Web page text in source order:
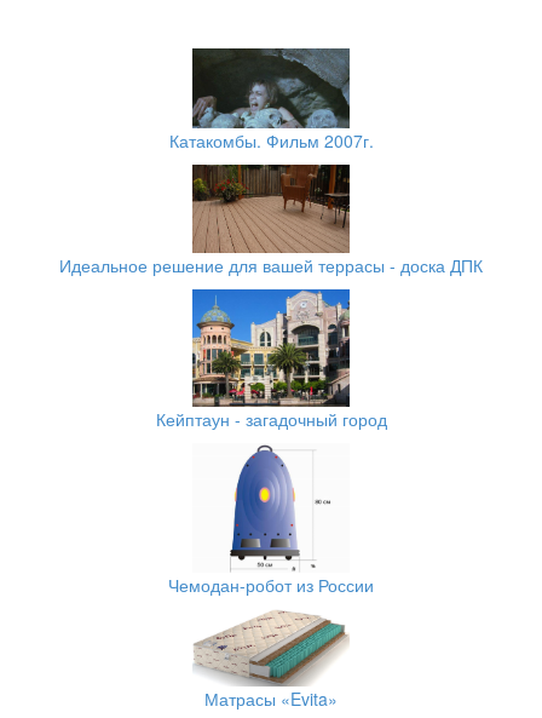
Катакомбы. Фильм 2007г.
Идеальное решение для вашей террасы - доска ДПК
Кейптаун - загадочный город
Чемодан-робот из России
Матрасы «Evita»